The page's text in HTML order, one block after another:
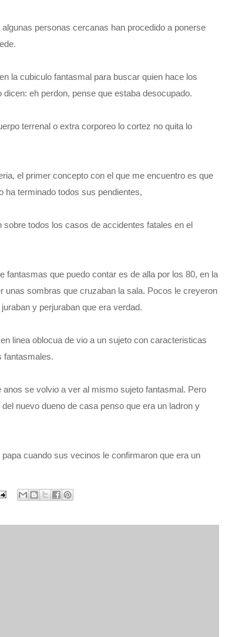
personas cercanas han procedido a ponerse
la cubiculo fantasmal para buscar quien hace los
eh perdon, pense que estaba desocupado.
terrenal o extra corporeo lo cortez no quita lo
el primer concepto con el que me encuentro es que
ha terminado todos sus pendientes,
todos los casos de accidentes fatales en el
fantasmas que puedo contar es de alla por los 80, en la
unas sombras que cruzaban la sala. Pocos le creyeron
y perjuraban que era verdad.
linea oblocua de vio a un sujeto con caracteristicas
fantasmales.
se volvio a ver al mismo sujeto fantasmal. Pero
nuevo dueno de casa penso que era un ladron y
cuando sus vecinos le confirmaron que era un